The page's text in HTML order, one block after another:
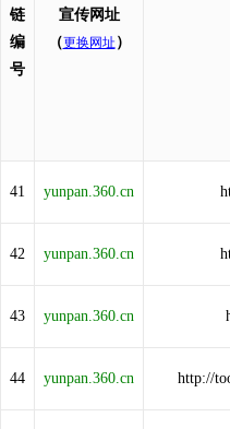
链
编
号
宣传网址
（更换网址 ）
41 yunpan.360.cn
42 yunpan.360.cn
43 yunpan.360.cn
44 yunpan.360.cn http://